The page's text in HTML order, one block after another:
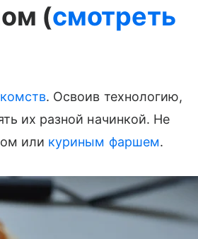
(смотреть
. Освоив технологию,
их разной начинкой. Не
или куриным фаршем.